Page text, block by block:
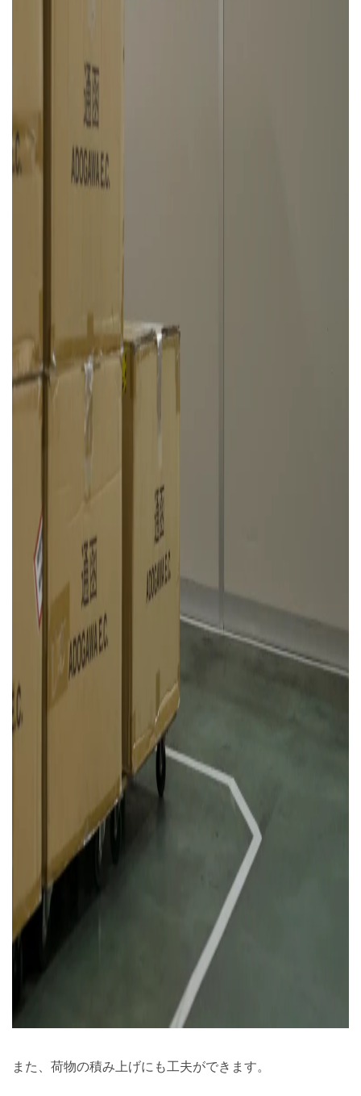
また、荷物の積み上げにも工夫ができます。